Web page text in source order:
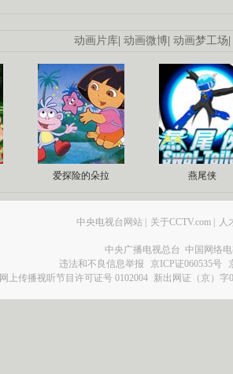
动画片库 动画微博 动画梦工场
爱探险的朵拉 燕尾侠
中央电视台网站 关于CCTV.com 人
中央广播电视总台 中国网络
违法和不良信息举报
京ICP证060535号
网上传播视听节目许可证号 0102004 新出网证（京）